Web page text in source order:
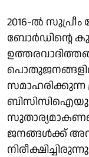
2016-ല്‍
ബോര്‍ഡിന്റെ
സമാഹരിക്കുന്ന
ജനങ്ങള്‍ക്ക്